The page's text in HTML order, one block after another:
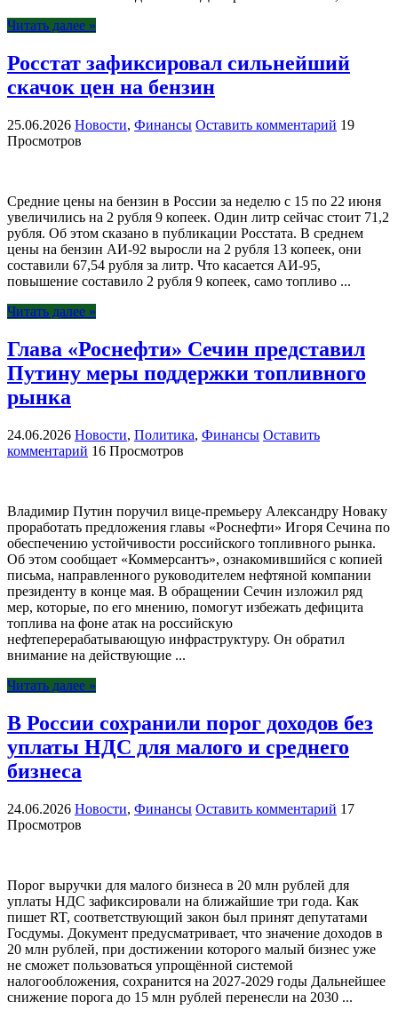
Читать далее »
Росстат зафиксировал сильнейший
скачок цен на бензин
25.06.2026 Новости, Финансы Оставить комментарий 19
Просмотров
Средние цены на бензин в России за неделю с 15 по 22 июня
увеличились на 2 рубля 9 копеек. Один литр сейчас стоит 71,2
рубля. Об этом сказано в публикации Росстата. В среднем
цены на бензин АИ-92 выросли на 2 рубля 13 копеек, они
составили 67,54 рубля за литр. Что касается АИ-95,
повышение составило 2 рубля 9 копеек, само топливо ...
Читать далее »
Глава «Роснефти» Сечин представил
Путину меры поддержки топливного
рынка
24.06.2026 Новости, Политика, Финансы Оставить
комментарий 16 Просмотров
Владимир Путин поручил вице-премьеру Александру Новаку
проработать предложения главы «Роснефти» Игоря Сечина по
обеспечению устойчивости российского топливного рынка.
Об этом сообщает «Коммерсантъ», ознакомившийся с копией
письма, направленного руководителем нефтяной компании
президенту в конце мая. В обращении Сечин изложил ряд
мер, которые, по его мнению, помогут избежать дефицита
топлива на фоне атак на российскую
нефтеперерабатывающую инфраструктуру. Он обратил
внимание на действующие ...
Читать далее »
В России сохранили порог доходов без
уплаты НДС для малого и среднего
бизнеса
24.06.2026 Новости, Финансы Оставить комментарий 17
Просмотров
Порог выручки для малого бизнеса в 20 млн рублей для
уплаты НДС зафиксировали на ближайшие три года. Как
пишет RT, соответствующий закон был принят депутатами
Госдумы. Документ предусматривает, что значение доходов в
20 млн рублей, при достижении которого малый бизнес уже
не сможет пользоваться упрощённой системой
налогообложения, сохранится на 2027-2029 годы Дальнейшее
снижение порога до 15 млн рублей перенесли на 2030 ...